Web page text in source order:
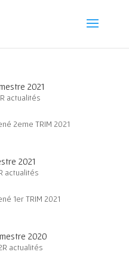
2021
actualités
2eme TRIM 2021
2021
actualités
1er TRIM 2021
2020
actualités